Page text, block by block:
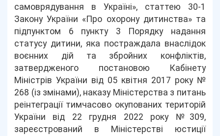
самоврядування в Україні», статтею 30-1
Закону України «Про охорону дитинства» та
підпунктом 6 пункту 3 Порядку надання
статусу дитини, яка постраждала внаслідок
воєнних дій та збройних конфліктів,
затвердженого постановою Кабінету
Міністрів України від 05 квітня 2017 року №
268 (із змінами), наказу Міністерства з питань
реінтеграції тимчасово окупованих територій
України від 22 грудня 2022 року №309,
зареєстрований в Міністерстві юстиції